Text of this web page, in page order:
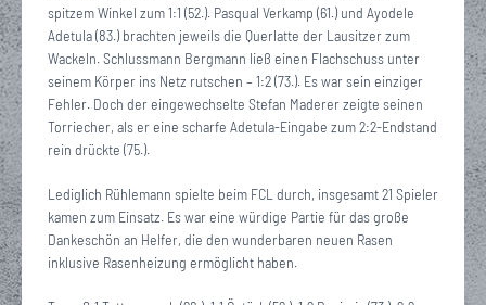
spitzem Winkel zum 1:1 (52.). Pasqual Verkamp (61.) und Ayodele
Adetula (83.) brachten jeweils die Querlatte der Lausitzer zum
Wackeln. Schlussmann Bergmann ließ einen Flachschuss unter
seinem Körper ins Netz rutschen – 1:2 (73.). Es war sein einziger
Fehler. Doch der eingewechselte Stefan Maderer zeigte seinen
Torriecher, als er eine scharfe Adetula-Eingabe zum 2:2-Endstand
rein drückte (75.).
Lediglich Rühlemann spielte beim FCL durch, insgesamt 21 Spieler
kamen zum Einsatz. Es war eine würdige Partie für das große
Dankeschön an Helfer, die den wunderbaren neuen Rasen
inklusive Rasenheizung ermöglicht haben.